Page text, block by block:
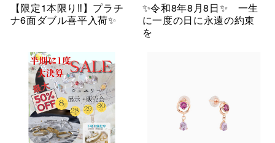
【限定1本限り‼︎】プラチ
ナ6面ダブル喜平入荷✨
✨令和8年8月8日✨ 一生
に一度の日に永遠の約束
を